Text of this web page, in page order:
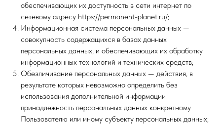
обеспечивающих их доступность в сети интернет по
сетевому адресу https://permanent-planet.ru/;
Информационная система персональных данных —
совокупность содержащихся в базах данных
персональных данных, и обеспечивающих их обработку
информационных технологий и технических средств;
Обезличивание персональных данных — действия, в
результате которых невозможно определить без
использования дополнительной информации
принадлежность персональных данных конкретному
Пользователю или иному субъекту персональных данных;